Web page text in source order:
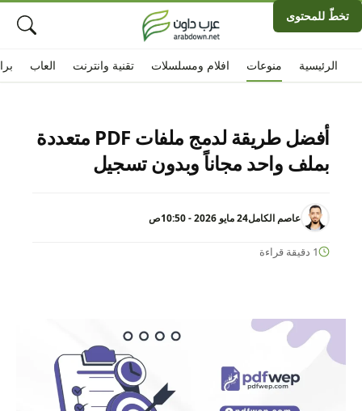
تخطّ للمحتوى
الرئيسية افلام ومسلسلات تقنية وانترنت العاب منوعات
أفضل طريقة لدمج ملفات PDF متعددة
بملف واحد مجاناً وبدون تسجيل
عاصم الكامل24 مايو 2026 - 10:50ص
1 دقيقة قراءة